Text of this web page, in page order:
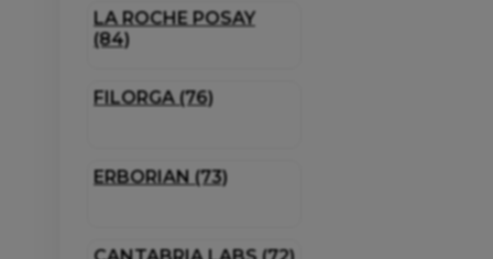
LA ROCHE POSAY
(84)
FILORGA (76)
ERBORIAN (73)